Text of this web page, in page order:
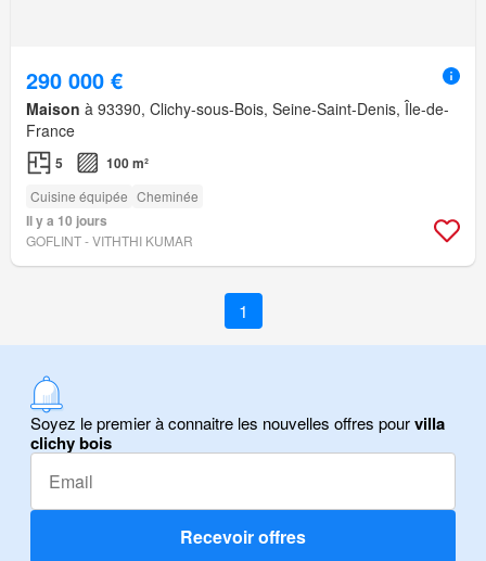
290 000 €
Maison à 93390, Clichy-sous-Bois, Seine-Saint-Denis, Île-de-
France
5 100 m²
Cuisine équipée Cheminée
Il y a 10 jours
GOFLINT - VITHTHI KUMAR
1
Soyez le premier à connaitre les nouvelles offres pourvilla
clichy bois
Recevoir offres